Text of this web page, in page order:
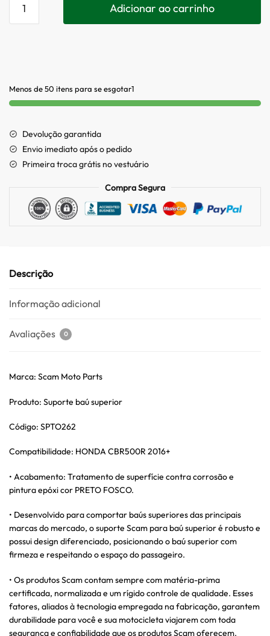
Adicionar ao carrinho
Menos de 50 itens para se esgotar1
Devolução garantida
Envio imediato após o pedido
Primeira troca grátis no vestuário
Compra Segura
Descrição
Informação adicional
Avaliações 0
Marca: Scam Moto Parts
Produto: Suporte baú superior
Código: SPTO262
Compatibilidade: HONDA CBR500R 2016+
• Acabamento: Tratamento de superfície contra corrosão e
pintura epóxi cor PRETO FOSCO.
• Desenvolvido para comportar baús superiores das principais
marcas do mercado, o suporte Scam para baú superior é robusto e
possui design diferenciado, posicionando o baú superior com
firmeza e respeitando o espaço do passageiro.
• Os produtos Scam contam sempre com matéria-prima
certificada, normalizada e um rígido controle de qualidade. Esses
fatores, aliados à tecnologia empregada na fabricação, garantem
durabilidade para você e sua motocicleta viajarem com toda
segurança e confiabilidade que os produtos Scam oferecem.